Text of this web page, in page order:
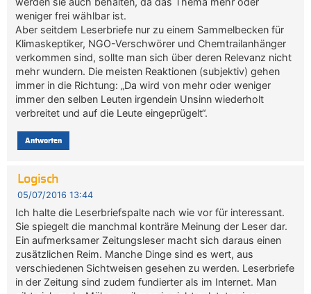
weniger frei wählbar ist.
Aber seitdem Leserbriefe nur zu einem Sammelbecken für
Klimaskeptiker, NGO-Verschwörer und Chemtrailanhänger
verkommen sind, sollte man sich über deren Relevanz nicht
mehr wundern. Die meisten Reaktionen (subjektiv) gehen
immer in die Richtung: „Da wird von mehr oder weniger
immer den selben Leuten irgendein Unsinn wiederholt
verbreitet und auf die Leute eingeprügelt“.
Antworten
Logisch
05/07/2016 13:44
Ich halte die Leserbriefspalte nach wie vor für interessant.
Sie spiegelt die manchmal konträre Meinung der Leser dar.
Ein aufmerksamer Zeitungsleser macht sich daraus einen
zusätzlichen Reim. Manche Dinge sind es wert, aus
verschiedenen Sichtweisen gesehen zu werden. Leserbriefe
in der Zeitung sind zudem fundierter als im Internet. Man